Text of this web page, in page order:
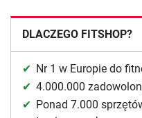
DLACZEGO FITSHOP?
Nr 1 w Europie do
4.000.000
Ponad 7.000